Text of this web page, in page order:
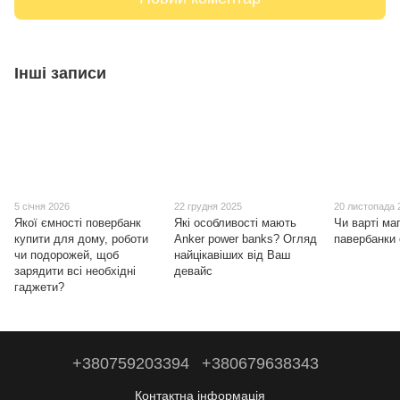
Інші записи
5 січня 2026
Якої ємності повербанк
купити для дому, роботи
чи подорожей, щоб
зарядити всі необхідні
гаджети?
22 грудня 2025
Які особливості мають
Anker power banks? Огляд
найцікавіших від Ваш
девайс
20 листопада
Чи варті
павербанки
+380759203394 +380679638343
Контактна інформація